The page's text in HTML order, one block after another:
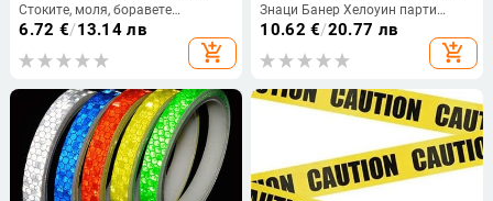
Стоките, моля, боравете
внимателно Предупредителна
лента Консумативи „направи си
сам“ Маркировка за опаковка
6.72 €/13.14 лв
add_shopping_cart
Знаци Банер Хелоуин парти
реквизит Прозорец реквизит
Линия за предупреждение за
опасност Хелоуин консумативи
10.62 €/20.77 лв
add_shopping_cart